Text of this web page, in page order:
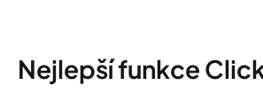
Nejlepší funkce